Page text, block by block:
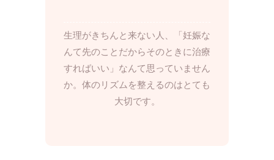
生理がきちんと来ない人、「妊娠な
んて先のことだからそのときに治療
すればいい」なんて思っていません
か。体のリズムを整えるのはとても
大切です。